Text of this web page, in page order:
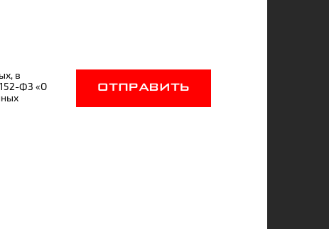
в
ФЗ «О
ОТПРАВИТЬ